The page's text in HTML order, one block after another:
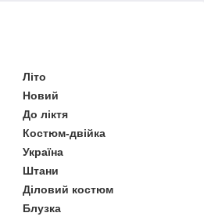
Літо
Новий
До ліктя
Костюм-двійка
Україна
Штани
Діловий костюм
Блузка